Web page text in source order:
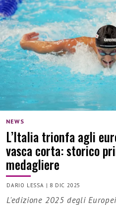
NEWS
L’Italia trionfa agli
vasca corta: storico
medagliere
DARIO LESSA | 8 DIC 2025
L'edizione 2025 degli